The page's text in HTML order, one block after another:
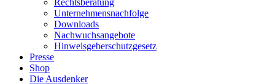
Unternehmensnachfolge
Downloads
Nachwuchsangebote
Hinweisgeberschutzgesetz
Presse
Shop
Die Ausdenker